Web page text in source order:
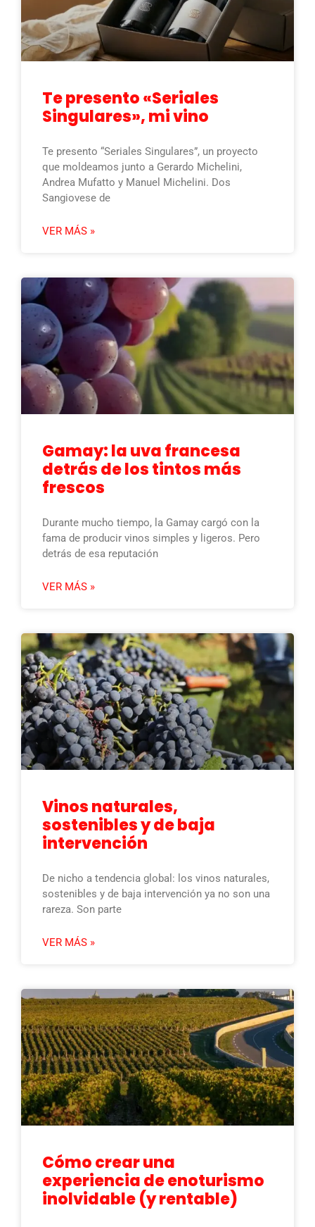
Te presento «Seriales
Singulares», mi vino
Te presento “Seriales Singulares”, un proyecto
que moldeamos junto a Gerardo Michelini,
Andrea Mufatto y Manuel Michelini. Dos
Sangiovese de
VER MÁS »
Gamay: la uva francesa
detrás de los tintos más
frescos
Durante mucho tiempo, la Gamay cargó con la
fama de producir vinos simples y ligeros. Pero
detrás de esa reputación
VER MÁS »
Vinos naturales,
sostenibles y de baja
intervención
De nicho a tendencia global: los vinos naturales,
sostenibles y de baja intervención ya no son una
rareza. Son parte
VER MÁS »
Cómo crear una
experiencia de enoturismo
inolvidable (y rentable)